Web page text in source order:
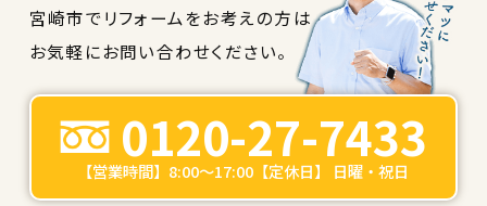
宮崎市でリフォームをお考えの方は
お気軽にお問い合わせください。
0120-27-7433
【営業時間】8:00～17:00【定休日】 日曜・祝日